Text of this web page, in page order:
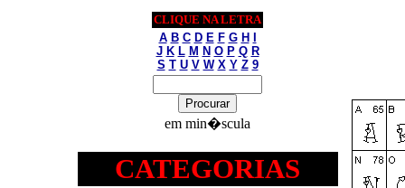
CLIQUE NA LETRA
A B C D E F G H
J K L M N O P Q R
S T U V W X Y Z 9
em min�scula
CATEGORIAS